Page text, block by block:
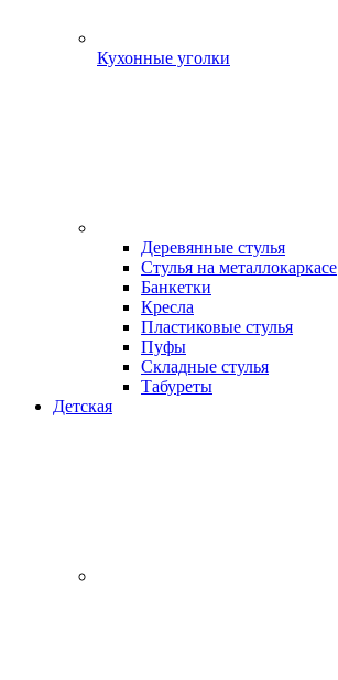
Кухонные уголки
Деревянные стулья
Стулья на металлокаркасе
Банкетки
Кресла
Пластиковые стулья
Пуфы
Складные стулья
Табуреты
Детская